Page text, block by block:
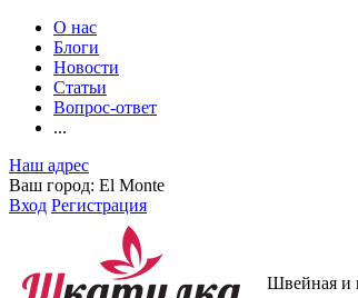
О нас
Блоги
Новости
Статьи
Вопрос-ответ
...
Наш адрес
Ваш город: El Monte
Вход Регистрация
Швейная и